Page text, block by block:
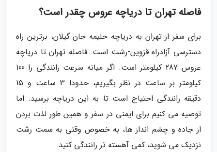
فاصله تهران تا دریاچه عروس چقدر است؟
برای سفر از تهران به دریاچه حلیمه جان گیلان، برترین راه
دسترسی آزادراه قزوین-رشت است. فاصله تهران تا دریاچه
عروس 287 کیلومتر است. اگر میانه سرعت رانندگی را 100
کیلومتر بر ساعت در نظر بگیریم، حدودا 3 ساعت و 15
دقیقه رانندگی احتیاج است تا به این دریاچه برسید. اما
توصیه می کنیم برای ایمنی در سفر و همین طور لذت بردن
از جاده و چشم انداز ها، به خصوص وقتی به سمت رشت
نزدیک می شوید، کمی آهسته تر رانندگی کنید.